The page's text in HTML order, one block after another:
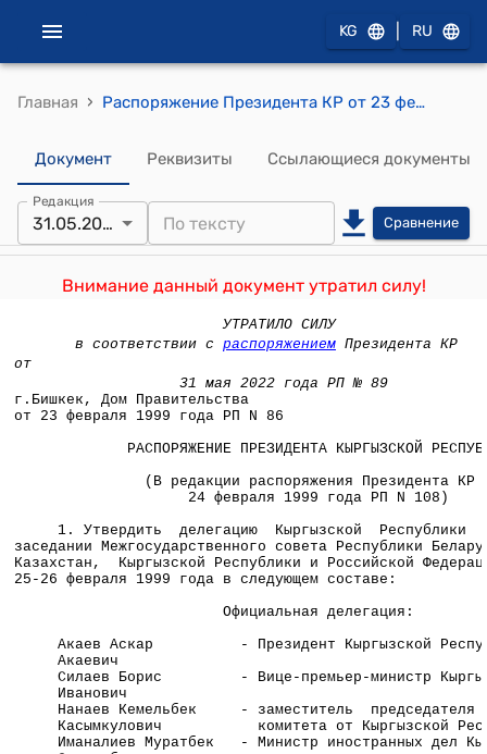
KG RU
Главная › Распоряжение Президента КР от 23 февраля 1999 года РП № 86 (Утвердить делегацию Кыргызской Республики для участия в заседании Межгосударственного совета Республики Беларусь, Республики Казахстан, Кыргызской Республики и Российской Федерации в гор. Москве)
Документ Реквизиты Ссылающиеся документы
Редакция
31.05.2022 Сравнение
Внимание данный документ утратил силу!